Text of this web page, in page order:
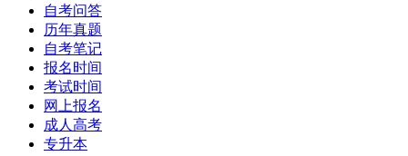
自考问答
历年真题
自考笔记
报名时间
考试时间
网上报名
成人高考
专升本